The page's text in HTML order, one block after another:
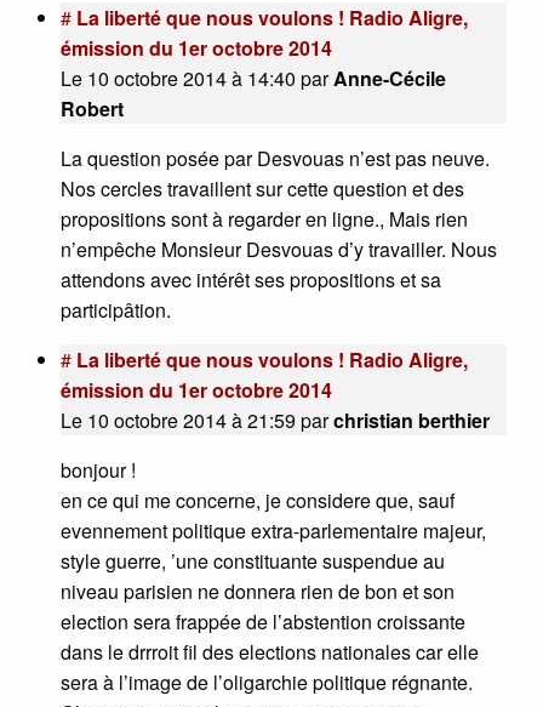
# La liberté que nous voulons ! Radio Aligre,
émission du 1er octobre 2014
Le 10 octobre 2014 à 14:40 parAnne-Cécile
Robert
La question posée par Desvouas n’est pas neuve.
Nos cercles travaillent sur cette question et des
propositions sont à regarder en ligne., Mais rien
n’empêche Monsieur Desvouas d’y travailler. Nous
attendons avec intérêt ses propositions et sa
participâtion.
# La liberté que nous voulons ! Radio Aligre,
émission du 1er octobre 2014
Le 10 octobre 2014 à 21:59 parchristian berthier
bonjour !
en ce qui me concerne, je considere que, sauf
evennement politique extra-parlementaire majeur,
style guerre, ’une constituante suspendue au
niveau parisien ne donnera rien de bon et son
election sera frappée de l’abstention croissante
dans le drrroit fil des elections nationales car elle
sera à l’image de l’oligarchie politique régnante.